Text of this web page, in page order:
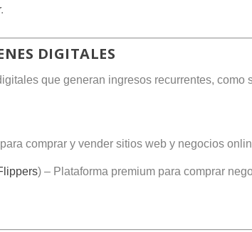
.
DIGITALES
que generan ingresos recurrentes, como
comprar y vender sitios web y negocios
) – Plataforma premium para comprar